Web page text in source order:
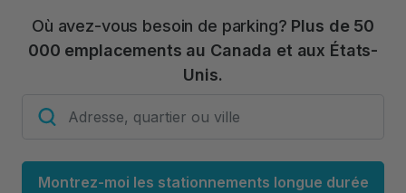
Où avez-vous besoin de parking? Plus de 50
000 emplacements au Canada et aux États-
Unis.
Montrez-moi les stationnements longue durée